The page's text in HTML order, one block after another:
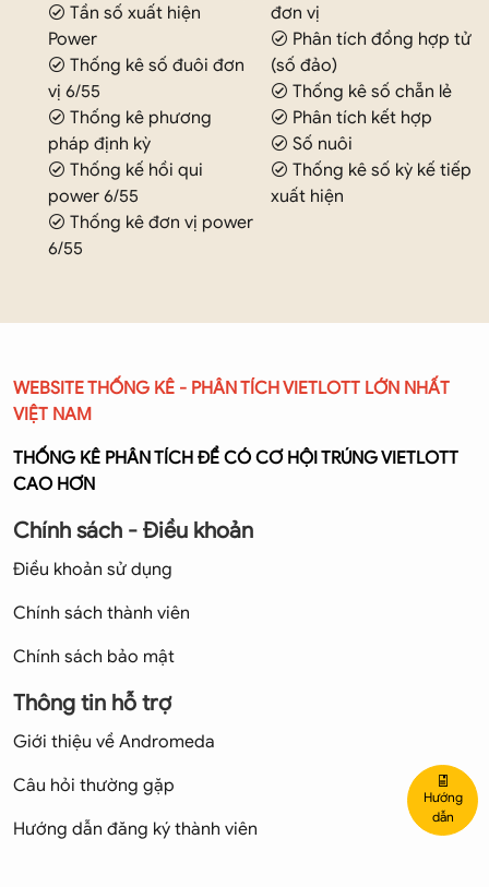
Tần số xuất hiện
Power
Thống kê số đuôi đơn
vị 6/55
Thống kê phương
pháp định kỳ
Thống kế hồi qui
power 6/55
Thống kê đơn vị power
6/55
đơn vị
Phân tích đồng hợp tử
(số đảo)
Thống kê số chẵn lẻ
Phân tích kết hợp
Số nuôi
Thống kê số kỳ kế tiếp
xuất hiện
WEBSITE THỐNG KÊ - PHÂN TÍCH VIETLOTT LỚN NHẤT
VIỆT NAM
THỐNG KÊ PHÂN TÍCH ĐỂ CÓ CƠ HỘI TRÚNG VIETLOTT
CAO HƠN
Chính sách - Điều khoản
Điều khoản sử dụng
Chính sách thành viên
Chính sách bảo mật
Thông tin hỗ trợ
Giới thiệu về Andromeda
Câu hỏi thường gặp
Hướng dẫn đăng ký thành viên
Hướng
dẫn